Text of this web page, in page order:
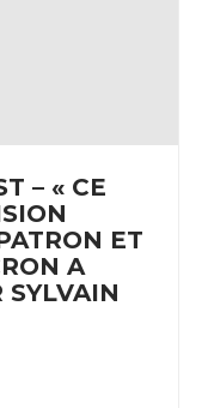
– « CE
ET
A
SYLVAIN